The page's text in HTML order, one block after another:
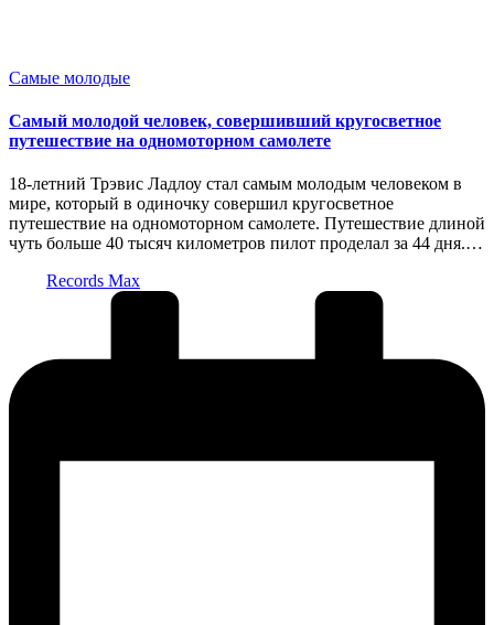
Опубликовано
Самые молодые
Самый молодой человек, совершивший кругосветное
путешествие на одномоторном самолете
18-летний Трэвис Ладлоу стал самым молодым человеком в
мире, который в одиночку совершил кругосветное
путешествие на одномоторном самолете. Путешествие длиной
чуть больше 40 тысяч километров пилот проделал за 44 дня.…
Records Max